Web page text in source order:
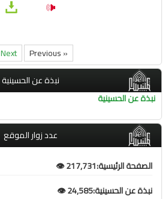
« Previous
Next »
نبذة عن الحسينية
نبذة عن الحسينية
عدد زوار الموقع
الصفحة الرئيسية:217,731 👁️
نبذة عن الحسينية:24,585 👁️